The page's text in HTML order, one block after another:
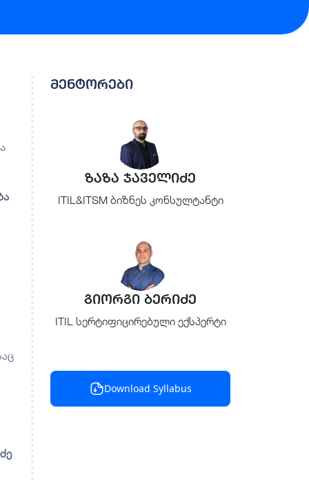
მენტორები
ზაზა ჯაველიძე
ITIL&ITSM ბიზნეს კონსულტანტი
გიორგი ბერიძე
ITIL სერტიფიცირებული ექსპერტი
Download Syllabus